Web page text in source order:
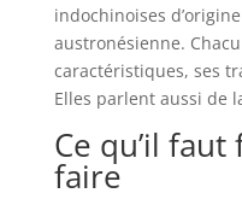
indochinoises
austronésienne.
caractéristiques, ses
Elles parlent aussi de
Ce qu’il
faire